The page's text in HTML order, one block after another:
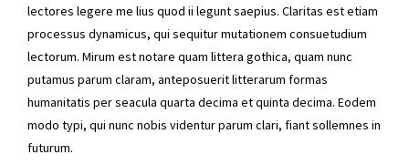
lectores legere me lius quod ii legunt saepius. Claritas est etiam
processus dynamicus, qui sequitur mutationem consuetudium
lectorum. Mirum est notare quam littera gothica, quam nunc
putamus parum claram, anteposuerit litterarum formas
humanitatis per seacula quarta decima et quinta decima. Eodem
modo typi, qui nunc nobis videntur parum clari, fiant sollemnes in
futurum.